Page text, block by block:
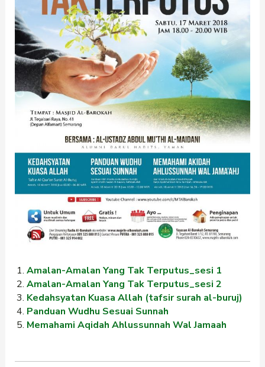
Amalan-Amalan Yang Tak Terputus_sesi 1
Amalan-Amalan Yang Tak Terputus_sesi 2
Kedahsyatan Kuasa Allah (tafsir surah al-buruj)
Panduan Wudhu Sesuai Sunnah
Memahami Aqidah Ahlussunnah Wal Jamaah